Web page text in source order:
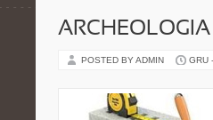
ARCHEOLOGIA
POSTED BY ADMIN GRU